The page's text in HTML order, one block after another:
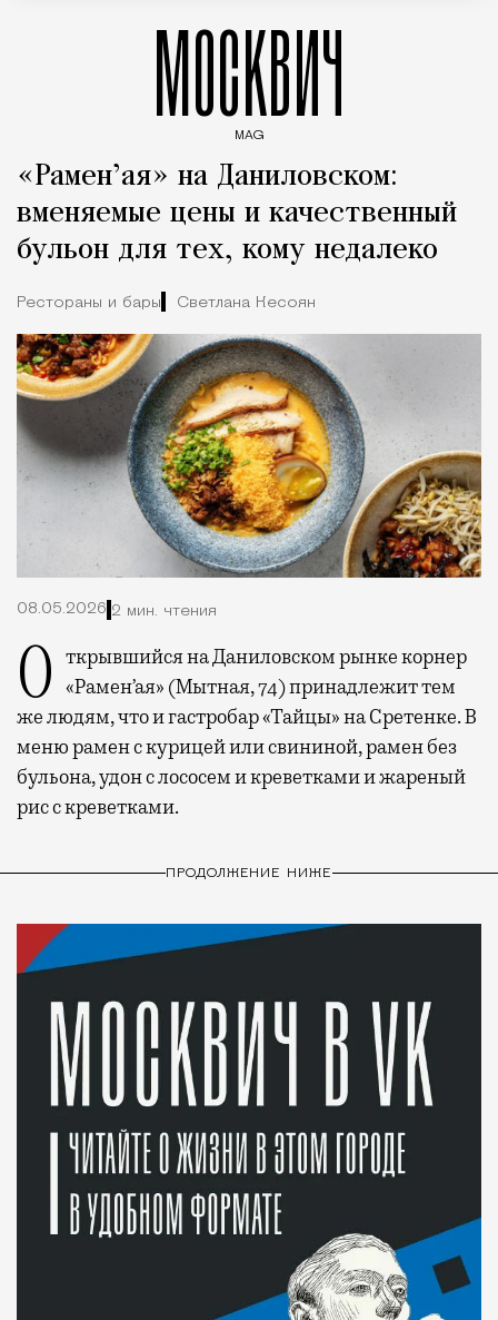
МОСКВИЧ
MAG
«Рамен’ая» на Даниловском:
вменяемые цены и качественный
бульон для тех, кому недалеко
Рестораны и бары Светлана Кесоян
08.05.2026 2 мин. чтения
Открывшийся на Даниловском рынке корнер «Рамен’ая» (Мытная, 74) принадлежит тем
же людям, что и гастробар «Тайцы» на Сретенке. В
меню рамен с курицей или свининой, рамен без
бульона, удон с лососем и креветками и жареный
рис с креветками.
ПРОДОЛЖЕНИЕ НИЖЕ